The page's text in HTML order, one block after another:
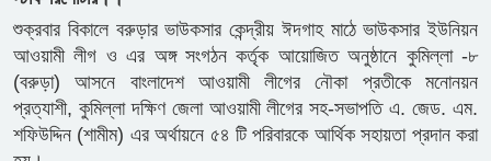
শুক্রবার বিকালে বরুড়ার ভাউকসার কেন্দ্রীয় ঈদগাহ মাঠে ভাউকসার ইউনিয়ন
আওয়ামী লীগ ও এর অঙ্গ সংগঠন কর্তৃক আয়োজিত অনুষ্ঠানে কুমিল্লা -৮
(বরুড়া) আসনে বাংলাদেশ আওয়ামী লীগের নৌকা প্রতীকে মনোনয়ন
প্রত্যাশী, কুমিল্লা দক্ষিণ জেলা আওয়ামী লীগের সহ-সভাপতি এ. জেড. এম.
শফিউদ্দিন (শামীম) এর অর্থায়নে ৫৪ টি পরিবারকে আর্থিক সহায়তা প্রদান করা